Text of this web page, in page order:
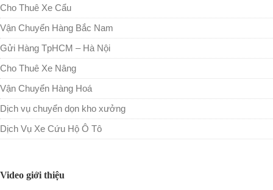
Cho Thuê Xe Cẩu
Vận Chuyển Hàng Bắc Nam
Gửi Hàng TpHCM – Hà Nội
Cho Thuê Xe Nâng
Vận Chuyển Hàng Hoá
Dịch vụ chuyển dọn kho xưởng
Dịch Vụ Xe Cứu Hộ Ô Tô
Video giới thiệu